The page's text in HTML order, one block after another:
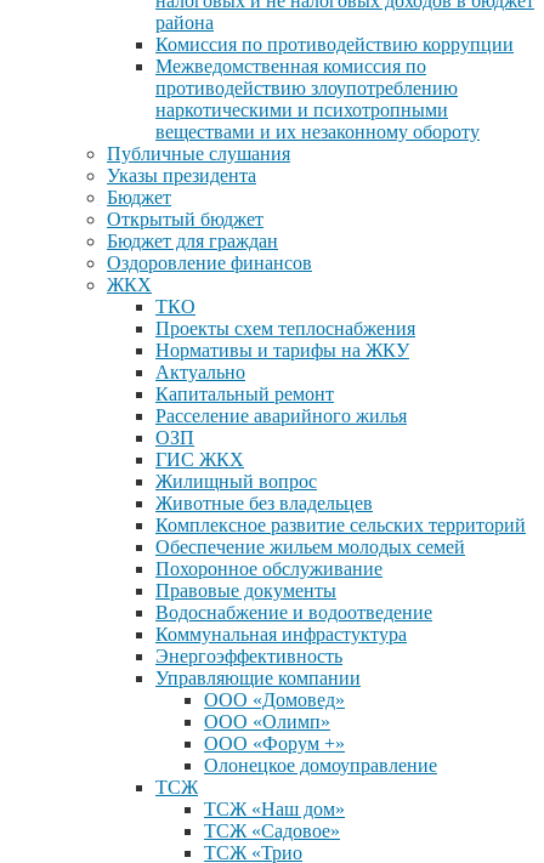
района
Комиссия по противодействию коррупции
Межведомственная комиссия по
противодействию злоупотреблению
наркотическими и психотропными
веществами и их незаконному обороту
Публичные слушания
Указы президента
Бюджет
Открытый бюджет
Бюджет для граждан
Оздоровление финансов
ЖКХ
ТКО
Проекты схем теплоснабжения
Нормативы и тарифы на ЖКУ
Актуально
Капитальный ремонт
Расселение аварийного жилья
ОЗП
ГИС ЖКХ
Жилищный вопрос
Животные без владельцев
Комплексное развитие сельских территорий
Обеспечение жильем молодых семей
Похоронное обслуживание
Правовые документы
Водоснабжение и водоотведение
Коммунальная инфрастуктура
Энергоэффективность
Управляющие компании
ООО «Домовед»
ООО «Олимп»
ООО «Форум +»
Олонецкое домоуправление
ТСЖ
ТСЖ «Наш дом»
ТСЖ «Садовое»
ТСЖ «Трио